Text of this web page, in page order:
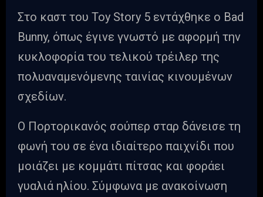
Στο καστ του Toy Story 5 εντάχθηκε ο Bad
Bunny, όπως έγινε γνωστό με αφορμή την
κυκλοφορία του τελικού τρέιλερ της
πολυαναμενόμενης ταινίας κινουμένων
σχεδίων.
Ο Πορτορικανός σούπερ σταρ δάνεισε τη
φωνή του σε ένα ιδιαίτερο παιχνίδι που
μοιάζει με κομμάτι πίτσας και φοράει
γυαλιά ηλίου. Σύμφωνα με ανακοίνωση